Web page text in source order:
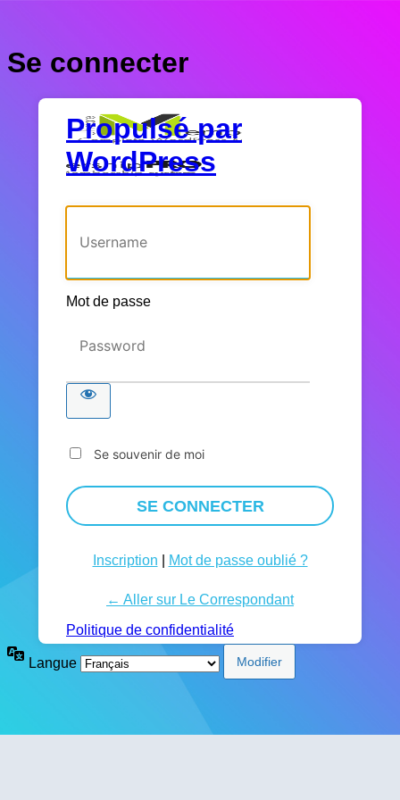
Se connecter
Propulsé par
WordPress
Mot de passe
Se souvenir de moi
Inscription Mot de passe oublié ?
← Aller sur Le Correspondant
Politique de confidentialité
Langue